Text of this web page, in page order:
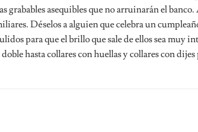
grabables asequibles que no arruinarán el
Déselos a alguien que celebra un
para que el brillo que sale de ellos sea muy
hasta collares con huellas y collares con